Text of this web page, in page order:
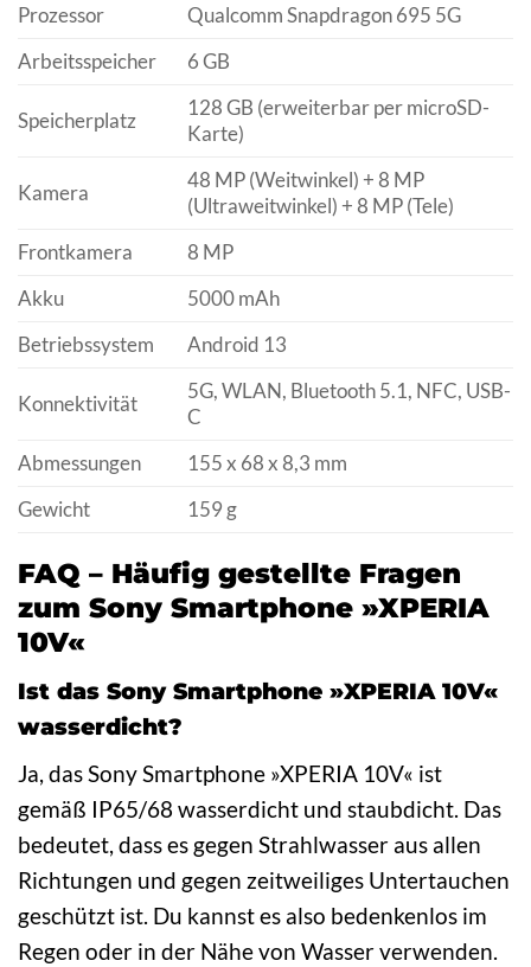
Prozessor
Qualcomm Snapdragon 695 5G
Arbeitsspeicher
6 GB
Speicherplatz
128 GB (erweiterbar per microSD-
Karte)
Kamera
48 MP (Weitwinkel) + 8 MP
(Ultraweitwinkel) + 8 MP (Tele)
Frontkamera
8 MP
Akku
5000 mAh
Betriebssystem
Android 13
Konnektivität
5G, WLAN, Bluetooth 5.1, NFC, USB-
C
Abmessungen
155 x 68 x 8,3 mm
Gewicht
159 g
FAQ – Häufig gestellte Fragen
zum Sony Smartphone »XPERIA
10V«
Ist das Sony Smartphone »XPERIA 10V«
wasserdicht?
Ja, das Sony Smartphone »XPERIA 10V« ist
gemäß IP65/68 wasserdicht und staubdicht. Das
bedeutet, dass es gegen Strahlwasser aus allen
Richtungen und gegen zeitweiliges Untertauchen
geschützt ist. Du kannst es also bedenkenlos im
Regen oder in der Nähe von Wasser verwenden.